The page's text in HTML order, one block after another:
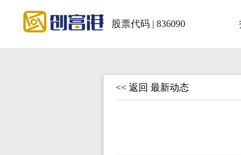
股票代码 | 836090
<< 返回 最新动态